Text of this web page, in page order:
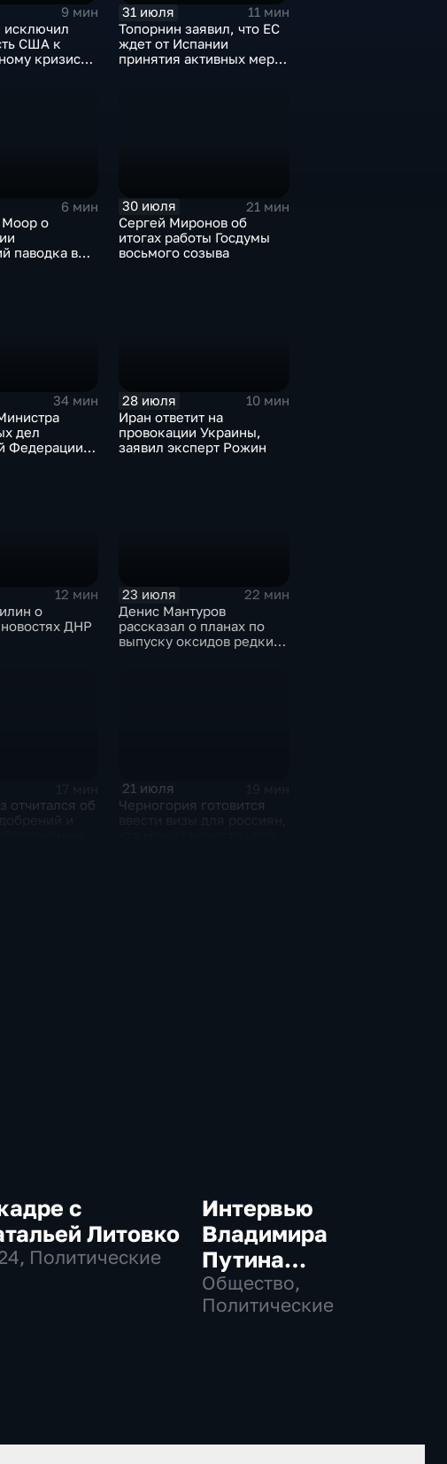
9 мин
исключил
США к
кризису в
31 июля
11 мин
Топорнин заявил, что ЕС
ждет от Испании
принятия активных мер
6 мин
Моор о
паводка в
30 июля
21 мин
Сергей Миронов об
итогах работы Госдумы
восьмого созыва
34 мин
дел
Федерации,
28 июля
10 мин
Иран ответит на
провокации Украины,
заявил эксперт Рожин
12 мин
о
ДНР
23 июля
22 мин
Денис Мантуров
рассказал о планах по
выпуску оксидов редких
отчитался об
21 июля
Черногория готовится
с
Литовко
, Политические
Интервью
Владимира
Путина
телекомпании
NBC
Общество,
Политические